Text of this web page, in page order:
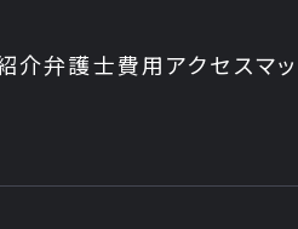
介弁護士費用アクセスマ